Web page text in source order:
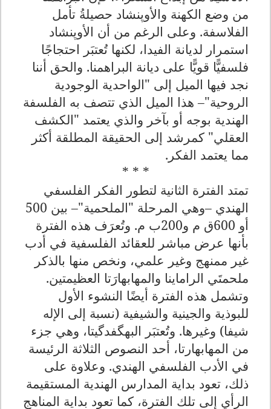
من وضع الكهنة والأوپنشاد حصيلةُ تأمل
الفلاسفة. وعلى الرغم من أن الأوپنشاد
استمرار لديانة الفيدا، لكنها تُعتبَر احتجاجًا
فلسفيًّا قويًّا على ديانة البراهمنا. والحق أننا
نجد فيها الميل إلى "الواحدية الوجودية
الروحية"– هذا الميل الذي تتصف به الفلسفة
الهندية بوجه أو بآخر والذي يعتمد "الكشف
العقلي" كمرشد إلى الحقيقة المطلقة أكثر
مما يعتمد الفكر.
* * *
تمتد الفترة الثانية لتطور الفكر الفلسفي
الهندي –وهي المرحلة "الملحمية"– بين 500
أو 600ق م و200ب م. وتُعرَف هذه الفترة
بأنها عرض مباشر للعقائد الفلسفية في أدب
غير ممنهج وغير علمي، ونخص منها بالذكر
ملحمتَي الراماينا والمهابهارَتا العظيمتين.
وتشمل هذه الفترة أيضًا النشوء الأول
للبوذية والجينية والشيفية (نسبة إلى الإله
شيفا) وغيرها. وتُعتبَر البهگفدگيتا، وهي جزء
من المهابهارتا، أحد النصوص الثلاثة الرئيسة
في الأدب الفلسفي الهندي. وعلاوة على
ذلك، تعود بداية المدارس الهندية المستقيمة
الرأي إلى تلك الفترة، كما تعود بداية المناهج